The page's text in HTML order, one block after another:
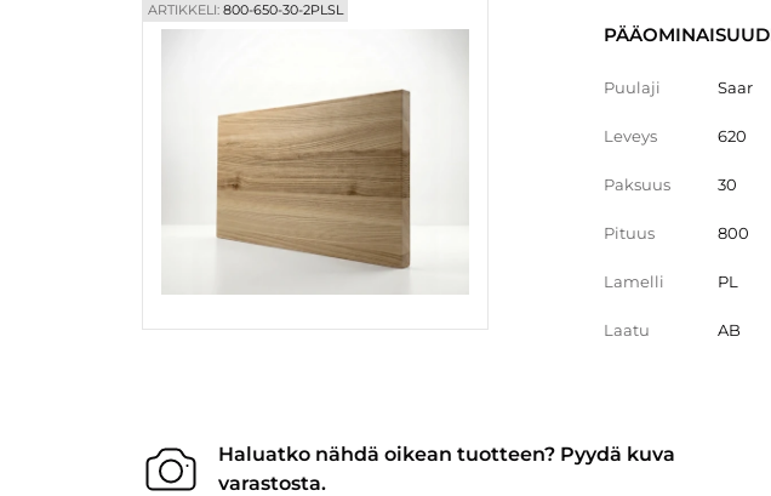
ARTIKKELI: 800-650-30-2PLSL
Puulaji Saar
Leveys 620
Paksuus 30
Pituus 800
Lamelli PL
Laatu AB
Haluatko nähdä oikean tuotteen? Pyydä kuva
varastosta.